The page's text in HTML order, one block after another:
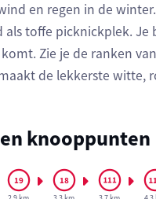
en regen in de
toffe picknickplek. Je
Zie je de ranken
de lekkerste witte,
knooppunten